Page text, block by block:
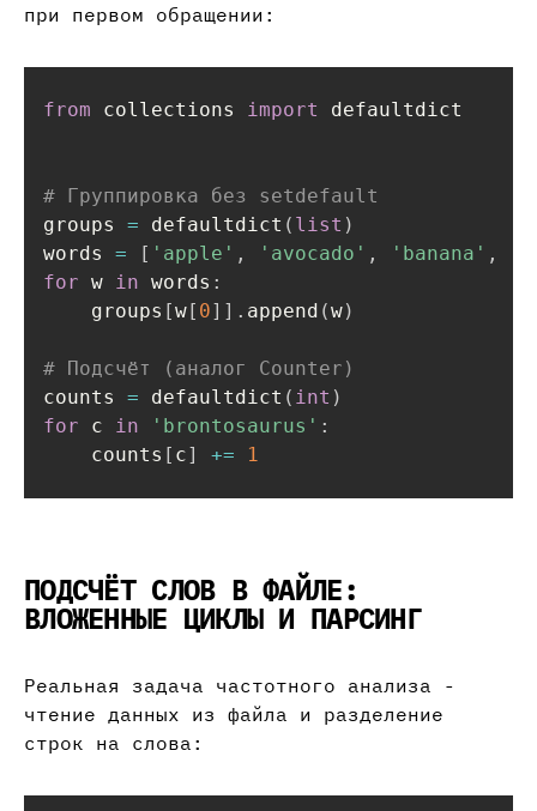
при первом обращении:
from collections import defaultdict
# Группировка без setdefault
groups = defaultdict ( list )
words = [ 'apple' , 'avocado' , 'banana' ,
for w in words :
    groups
[w [ 0] ] . append (w)
# Подсчёт (аналог Counter)
counts = defaultdict ( int )
for c in 'brontosaurus' :
    counts
[ c] += 1
ПОДСЧЁТ СЛОВ В ФАЙЛЕ:
ВЛОЖЕННЫЕ ЦИКЛЫ И ПАРСИНГ
Реальная задача частотного анализа -
чтение данных из файла и разделение
строк на слова: